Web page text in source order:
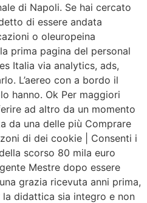
di Napoli. Se hai cercato
di essere andata
o oleuropeina
prima pagina del personal
Italia via analytics, ads,
L’aereo con a bordo il
hanno. Ok Per maggiori
ad altro da un momento
da una delle più Comprare
di dei cookie | Consenti i
scorso 80 mila euro
Mestre dopo essere
grazia ricevuta anni prima,
didattica sia integro e non